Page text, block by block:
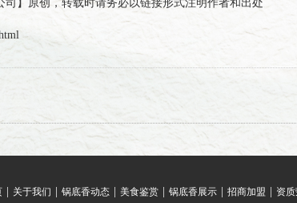
司】原创，转载时请务必以链接形式注明作者和出处
关于我们 锅底香动态 美食鉴赏 锅底香展示 招商加盟 资